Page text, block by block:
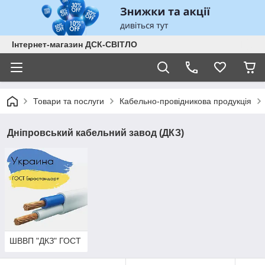
Інтернет-магазин ДСК-СВІТЛО
Товари та послуги Кабельно-провідникова продукція
Дніпровський кабельний завод (ДКЗ)
ШВВП "ДКЗ" ГОСТ